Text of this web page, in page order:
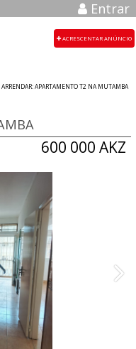
Entrar
ACRESCENTAR ANÚNCIO
ARRENDAR: APARTAMENTO T2 NA MUTAMBA
600 000 AKZ